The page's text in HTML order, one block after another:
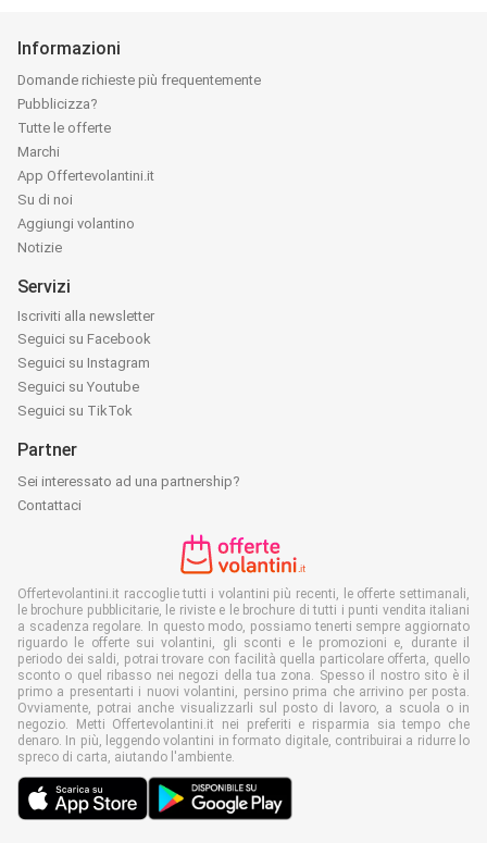
Informazioni
Domande richieste più frequentemente
Pubblicizza?
Tutte le offerte
Marchi
App Offertevolantini.it
Su di noi
Aggiungi volantino
Notizie
Servizi
Iscriviti alla newsletter
Seguici su Facebook
Seguici su Instagram
Seguici su Youtube
Seguici su TikTok
Partner
Sei interessato ad una partnership?
Contattaci
Offertevolantini.it raccoglie tutti i volantini più recenti, le offerte settimanali,
le brochure pubblicitarie, le riviste e le brochure di tutti i punti vendita italiani
a scadenza regolare. In questo modo, possiamo tenerti sempre aggiornato
riguardo le offerte sui volantini, gli sconti e le promozioni e, durante il
periodo dei saldi, potrai trovare con facilità quella particolare offerta, quello
sconto o quel ribasso nei negozi della tua zona. Spesso il nostro sito è il
primo a presentarti i nuovi volantini, persino prima che arrivino per posta.
Ovviamente, potrai anche visualizzarli sul posto di lavoro, a scuola o in
negozio. Metti Offertevolantini.it nei preferiti e risparmia sia tempo che
denaro. In più, leggendo volantini in formato digitale, contribuirai a ridurre lo
spreco di carta, aiutando l'ambiente.